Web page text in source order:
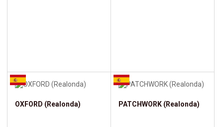
OXFORD (Realonda) PATCHWORK (Realonda)